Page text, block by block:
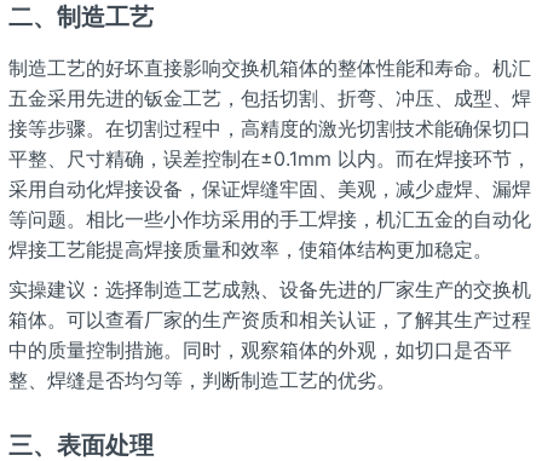
二、制造工艺
制造工艺的好坏直接影响交换机箱体的整体性能和寿命。机汇
五金采用先进的钣金工艺，包括切割、折弯、冲压、成型、焊
接等步骤。在切割过程中，高精度的激光切割技术能确保切口
平整、尺寸精确，误差控制在±0.1mm 以内。而在焊接环节，
采用自动化焊接设备，保证焊缝牢固、美观，减少虚焊、漏焊
等问题。相比一些小作坊采用的手工焊接，机汇五金的自动化
焊接工艺能提高焊接质量和效率，使箱体结构更加稳定。
实操建议：选择制造工艺成熟、设备先进的厂家生产的交换机
箱体。可以查看厂家的生产资质和相关认证，了解其生产过程
中的质量控制措施。同时，观察箱体的外观，如切口是否平
整、焊缝是否均匀等，判断制造工艺的优劣。
三、表面处理